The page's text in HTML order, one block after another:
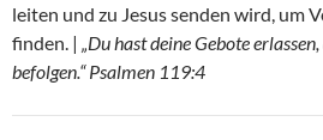
leiten und zu Jesus senden wird, um
finden. | „Du hast deine Gebote
befolgen.“ Psalmen 119:4